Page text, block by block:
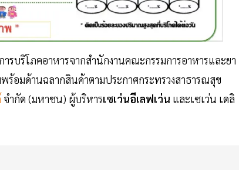
บริโภคอาหารจากสำนักงานคณะกรรมการอาหารและยา
ร้อมด้านฉลากสินค้าตามประกาศกระทรวงสาธารณสุข
จำกัด (มหาชน) ผู้บริหารเซเว่นอีเลฟเว่น และเซเว่น เดลิ